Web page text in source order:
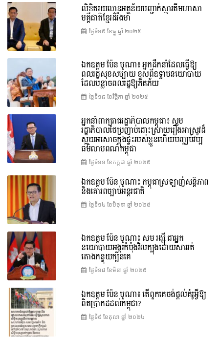
លិខិតរយលានអត្ថន័យបញ្ជាក់ស្មារតីមហាសា
មគ្គីជាតិខ្មែរដ៏រឹងមាំ
ថ្ងៃទី១៥ ខែ​ធ្នូ ឆ្នាំ ២០២៥
ឯកឧត្តម ប៉ែន បូណា៖ អ្នកដឹកនាំដែលធ្វើឱ្យ
ពលរដ្ឋសុខសប្បាយ ខុសពីឧទ្ទាមនយោបាយ
ដែលបន្លាចពលរដ្ឋឱ្យភិតភ័យ
ថ្ងៃទី១៨ ខែ​វិច្ឆិកា ឆ្នាំ ២០២៥
អ្នកនាំពាក្យរាជរដ្ឋាភិបាលកម្ពុជា៖ សូម
រដ្ឋាភិបាលថៃប្រញាប់ដោះស្រាយរឿងអាស្រូវដ៏
ស្អុយអសោចក្នុងផ្ទះរបស់ខ្លួនហើយបញ្ឈប់វប្ប
ធម៌លាបពណ៌កម្ពុជា
ថ្ងៃទី១១ ខែ​កក្កដា ឆ្នាំ ២០២៥
ឯកឧត្តម ប៉ែន បូណា៖ កម្ពុជាស្រឡាញ់សន្តិភាព
និងគោរពច្បាប់អន្តរជាតិ
ថ្ងៃទី១៤ ខែ​មិថុនា ឆ្នាំ ២០២៥
ឯកឧត្តម ប៉ែន បូណា៖ សម រង្ស៊ី ជាអ្នក
នយោបាយអង្ករកំប៉ុងវិលក្បុងដោយសាររត់
តោងកន្ទុយក្បិនគេ
ថ្ងៃទី១៨ ខែ​មីនា ឆ្នាំ ២០២៥
ឯកឧត្តម ប៉ែន បូណា៖ តើពួកគេចង់ផ្តល់គំរូអ្វីឱ្យ
ពិតប្រាកដដល់កម្ពុជា?
ថ្ងៃទី៩ ខែ​តុលា ឆ្នាំ ២០២៤